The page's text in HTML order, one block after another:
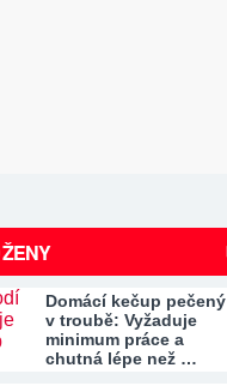
Domácí kečup pečený
v troubě: Vyžaduje
minimum práce a
chutná lépe než …